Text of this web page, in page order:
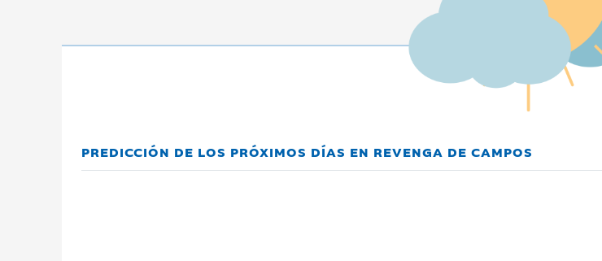
PREDICCIÓN DE LOS PRÓXIMOS DÍAS EN REVENGA DE CAMPOS